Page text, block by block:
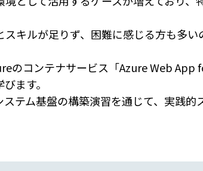
キルが足りず、困難に感じる方も多い
のコンテナサービス「Azure Web
ます。
テム基盤の構築演習を通じて、実践的